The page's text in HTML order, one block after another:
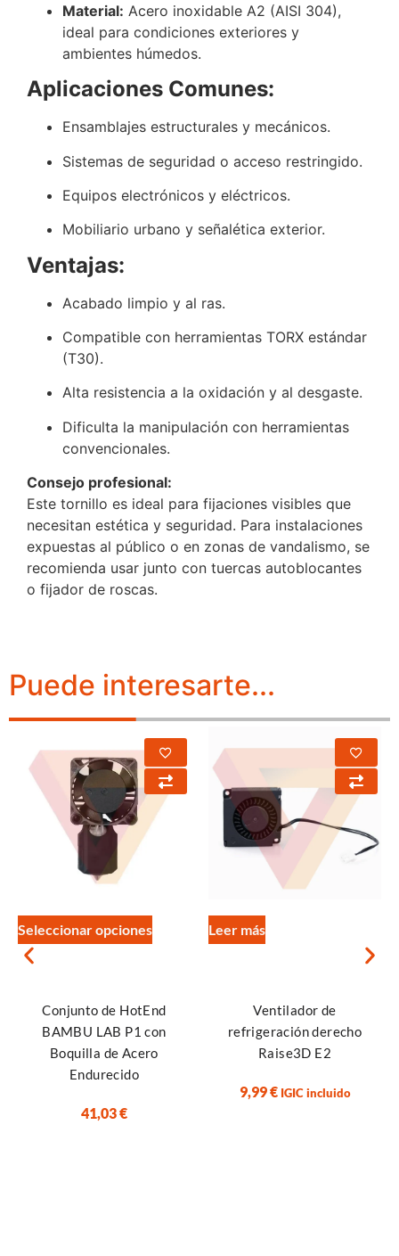
Material: Acero inoxidable A2 (AISI 304),
ideal para condiciones exteriores y
ambientes húmedos.
Aplicaciones Comunes:
Ensamblajes estructurales y mecánicos.
Sistemas de seguridad o acceso restringido.
Equipos electrónicos y eléctricos.
Mobiliario urbano y señalética exterior.
Ventajas:
Acabado limpio y al ras.
Compatible con herramientas TORX estándar
(T30).
Alta resistencia a la oxidación y al desgaste.
Dificulta la manipulación con herramientas
convencionales.
Consejo profesional:
Este tornillo es ideal para fijaciones visibles que
necesitan estética y seguridad. Para instalaciones
expuestas al público o en zonas de vandalismo, se
recomienda usar junto con tuercas autoblocantes
o fijador de roscas.
Puede interesarte...
Seleccionar opciones
Conjunto de HotEnd
BAMBU LAB P1 con
Boquilla de Acero
Endurecido
41,03€
Leer más
Ventilador de
refrigeración derecho
Raise3D E2
9,99€ IGIC incluido